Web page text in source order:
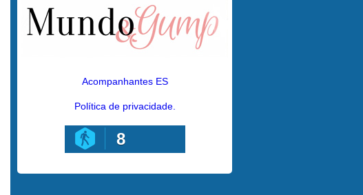
Acompanhantes ES
Política de privacidade.
8